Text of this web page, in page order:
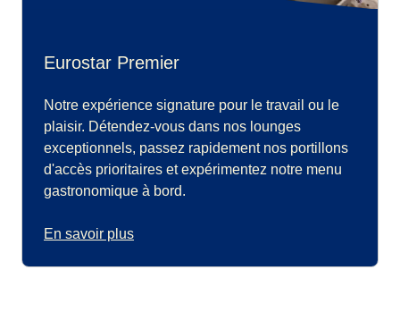
Eurostar Premier
Notre expérience signature pour le travail ou le
plaisir. Détendez-vous dans nos lounges
exceptionnels, passez rapidement nos portillons
d'accès prioritaires et expérimentez notre menu
gastronomique à bord.
En savoir plus